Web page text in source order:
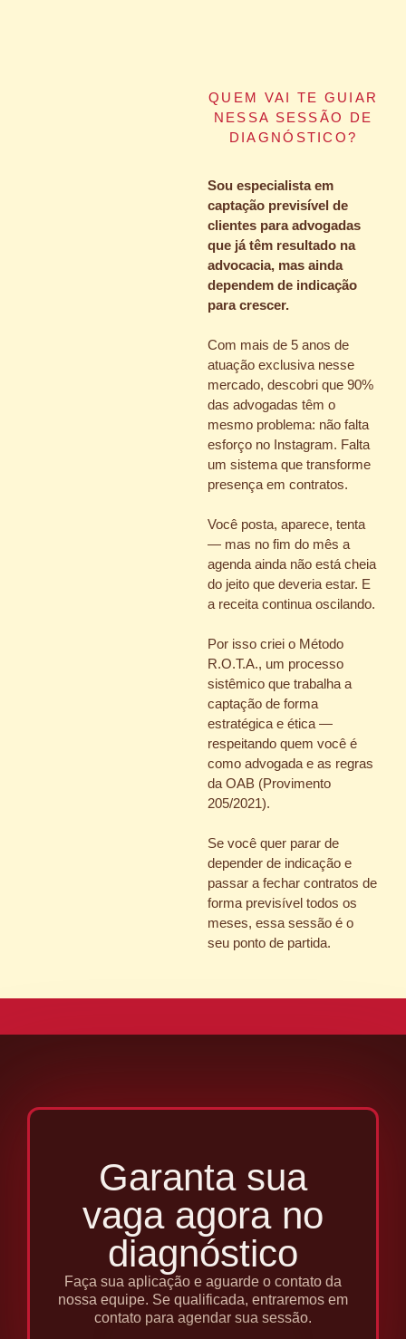
QUEM VAI TE GUIAR
NESSA SESSÃO DE
DIAGNÓSTICO?
Sou especialista em
captação previsível de
clientes para advogadas
que já têm resultado na
advocacia, mas ainda
dependem de indicação
para crescer.
Com mais de 5 anos de
atuação exclusiva nesse
mercado, descobri que 90%
das advogadas têm o
mesmo problema: não falta
esforço no Instagram. Falta
um sistema que transforme
presença em contratos.
Você posta, aparece, tenta
— mas no fim do mês a
agenda ainda não está cheia
do jeito que deveria estar. E
a receita continua oscilando.
Por isso criei o Método
R.O.T.A., um processo
sistêmico que trabalha a
captação de forma
estratégica e ética —
respeitando quem você é
como advogada e as regras
da OAB (Provimento
205/2021).
Se você quer parar de
depender de indicação e
passar a fechar contratos de
forma previsível todos os
meses, essa sessão é o
seu ponto de partida.
Garanta sua
vaga agora no
diagnóstico
Faça sua aplicação e aguarde o contato da
nossa equipe. Se qualificada, entraremos em
contato para agendar sua sessão.